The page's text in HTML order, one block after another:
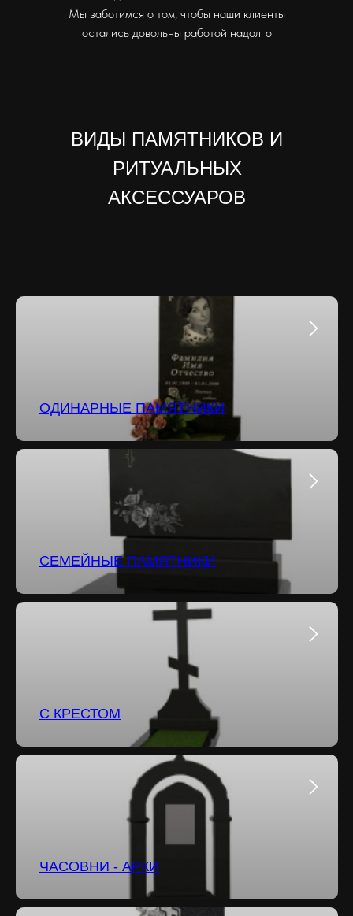
Мы заботимся о том, чтобы наши клиенты
остались довольны работой надолго
ВИДЫ ПАМЯТНИКОВ И
РИТУАЛЬНЫХ
АКСЕССУАРОВ
ОДИНАРНЫЕ ПАМЯТНИКИ
СЕМЕЙНЫЕ ПАМЯТНИКИ
С КРЕСТОМ
ЧАСОВНИ - АРКИ